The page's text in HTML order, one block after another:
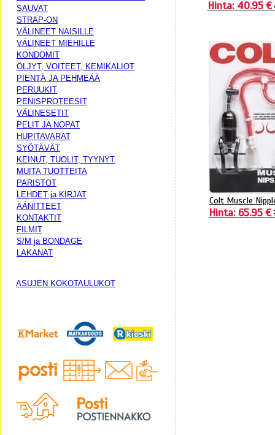
SAUVAT
STRAP-ON
VÄLINEET NAISILLE
VÄLINEET MIEHILLE
KONDOMIT
ÖLJYT, VOITEET, KEMIKALIOT
PIENTÄ JA PEHMEÄÄ
PERUUKIT
PENISPROTEESIT
VÄLINESETIT
PELIT JA NOPAT
HUPITAVARAT
SYÖTÄVÄT
KEINUT, TUOLIT, TYYNYT
MUITA TUOTTEITA
PARISTOT
LEHDET ja KIRJAT
ÄÄNITTEET
KONTAKTIT
FILMIT
S/M ja BONDAGE
LAKANAT
ASUJEN KOKOTAULUKOT
Hinta: 40.95 €
Colt Muscle
Hinta: 65.95 €